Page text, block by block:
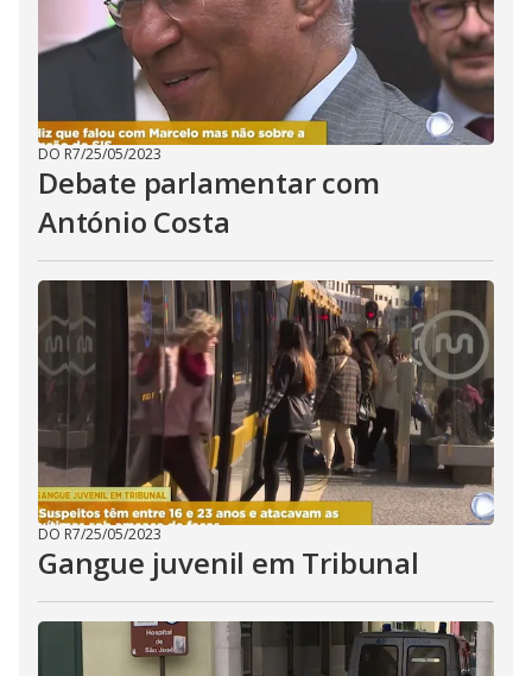
DO R7/25/05/2023
Debate parlamentar com
António Costa
DO R7/25/05/2023
Gangue juvenil em Tribunal